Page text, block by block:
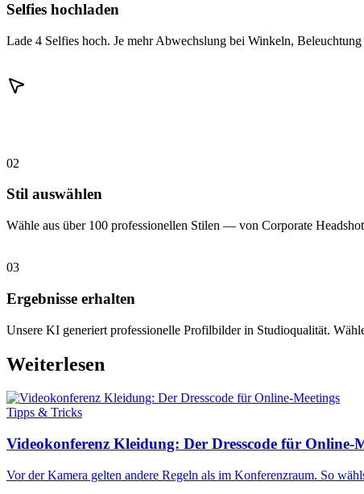
Selfies hochladen
Lade 4 Selfies hoch. Je mehr Abwechslung bei Winkeln,
02
Stil auswählen
Wähle aus über 100 professionellen Stilen — von Corporate
03
Ergebnisse erhalten
Unsere KI generiert professionelle Profilbilder in Studioqualität.
Weiterlesen
Tipps & Tricks
Videokonferenz Kleidung: Der Dresscode für Online-
Vor der Kamera gelten andere Regeln als im Konferenzraum. So